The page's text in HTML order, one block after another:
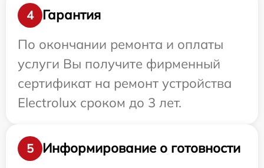
4
Гарантия
По окончании ремонта и оплаты
услуги Вы получите фирменный
сертификат на ремонт устройства
Electrolux сроком до 3 лет.
5
Информирование о готовности